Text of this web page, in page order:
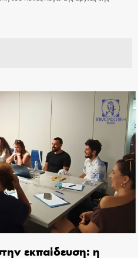
εκπαίδευση: η